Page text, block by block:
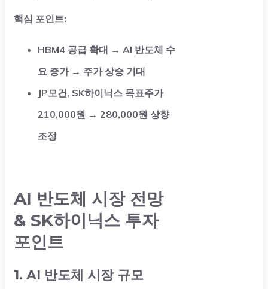
핵심 포인트:
HBM4 공급 확대 → AI 반도체 수
요 증가 → 주가 상승 기대
JP모건, SK하이닉스 목표주가
210,000원 → 280,000원 상향
조정
AI 반도체 시장 전망
& SK하이닉스 투자
포인트
1. AI 반도체 시장 규모